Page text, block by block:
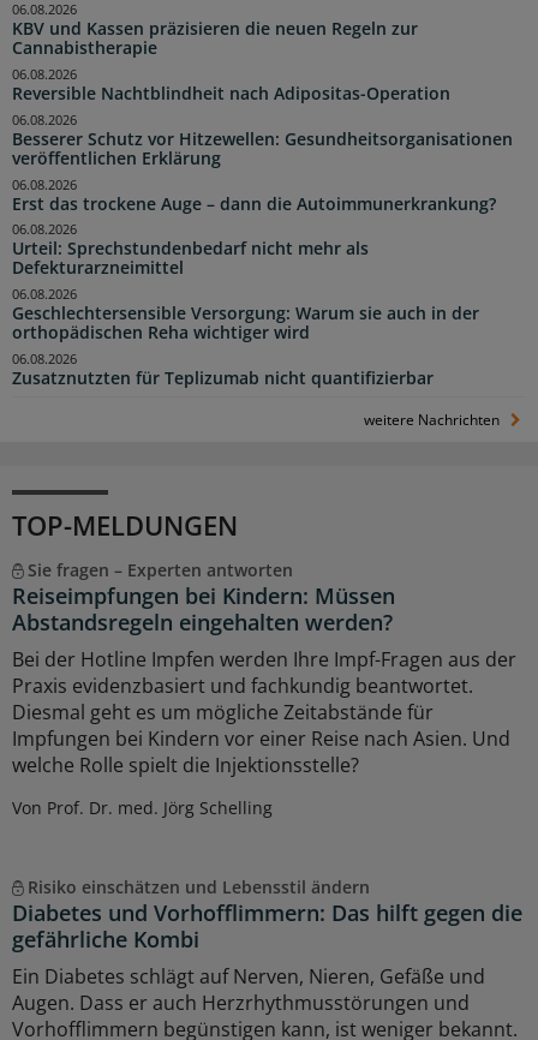
KBV und Kassen präzisieren die neuen Regeln zur
Cannabistherapie
06.08.2026
Reversible Nachtblindheit nach Adipositas-Operation
06.08.2026
Besserer Schutz vor Hitzewellen: Gesundheitsorganisationen
veröffentlichen Erklärung
06.08.2026
Erst das trockene Auge – dann die Autoimmunerkrankung?
06.08.2026
Urteil: Sprechstundenbedarf nicht mehr als
Defekturarzneimittel
06.08.2026
Geschlechtersensible Versorgung: Warum sie auch in der
orthopädischen Reha wichtiger wird
06.08.2026
Zusatznutzten für Teplizumab nicht quantifizierbar
06.08.2026
weitere Nachrichten
TOP-MELDUNGEN
Sie fragen – Experten antworten
Reiseimpfungen bei Kindern: Müssen
Abstandsregeln eingehalten werden?
Bei der Hotline Impfen werden Ihre Impf-Fragen aus der
Praxis evidenzbasiert und fachkundig beantwortet.
Diesmal geht es um mögliche Zeitabstände für
Impfungen bei Kindern vor einer Reise nach Asien. Und
welche Rolle spielt die Injektionsstelle?
Von Prof. Dr. med. Jörg Schelling
Risiko einschätzen und Lebensstil ändern
Diabetes und Vorhofflimmern: Das hilft gegen die
gefährliche Kombi
Ein Diabetes schlägt auf Nerven, Nieren, Gefäße und
Augen. Dass er auch Herzrhythmusstörungen und
Vorhofflimmern begünstigen kann, ist weniger bekannt.